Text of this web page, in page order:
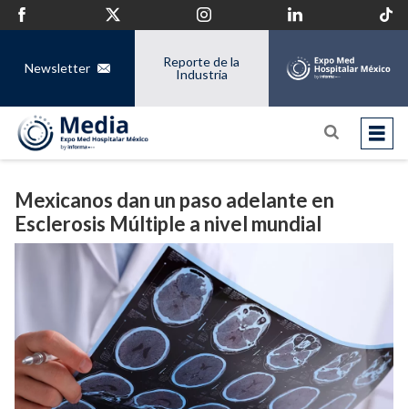
Newsletter
Reporte de la
Industria
Mexicanos dan un paso adelante en
Esclerosis Múltiple a nivel mundial